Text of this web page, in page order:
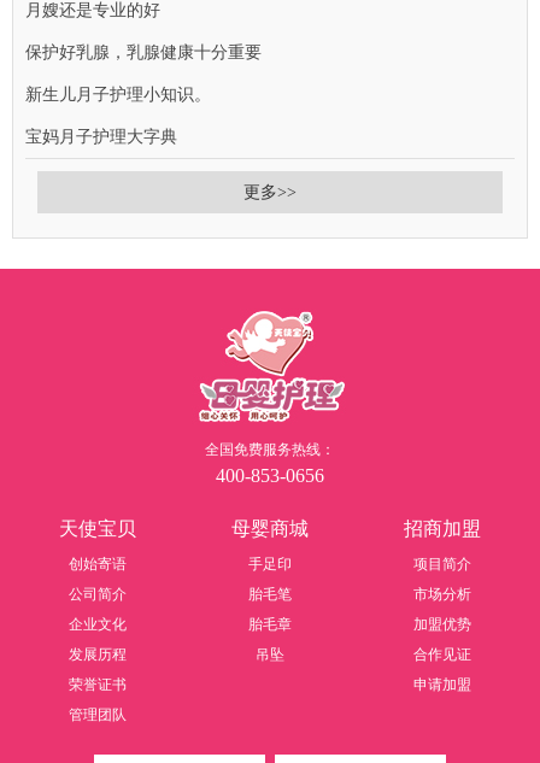
月嫂还是专业的好
保护好乳腺，乳腺健康十分重要
新生儿月子护理小知识。
宝妈月子护理大字典
更多>>
全国免费服务热线：
400-853-0656
天使宝贝
创始寄语
公司简介
企业文化
发展历程
荣誉证书
管理团队
母婴商城
手足印
胎毛笔
胎毛章
吊坠
招商加盟
项目简介
市场分析
加盟优势
合作见证
申请加盟